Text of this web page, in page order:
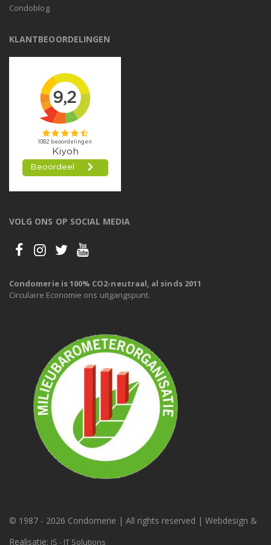
Condoblog
KLANTBEOORDELINGEN
VOLG ONS OP SOCIAL MEDIA
Condomerie is 100% CO2-neutraal, al sinds 2011
Circulaire Economie ons uitgangspunt.
© 1987 - 2026 Condomerie | All rights reserved | Webdesign &
Realisatie: JS - IT Solutions